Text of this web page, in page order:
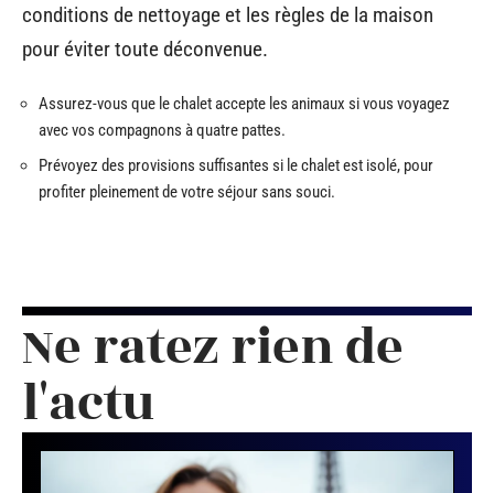
conditions de nettoyage et les règles de la maison
pour éviter toute déconvenue.
Assurez-vous que le chalet accepte les animaux si vous voyagez
avec vos compagnons à quatre pattes.
Prévoyez des provisions suffisantes si le chalet est isolé, pour
profiter pleinement de votre séjour sans souci.
Ne ratez rien de
l'actu